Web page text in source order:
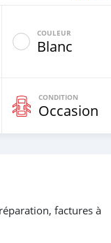
COULEUR
Blanc
CONDITION
Occasion
factures à